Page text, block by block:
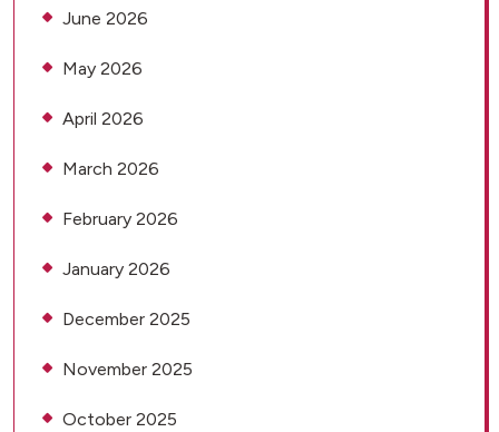
June 2026
May 2026
April 2026
March 2026
February 2026
January 2026
December 2025
November 2025
October 2025